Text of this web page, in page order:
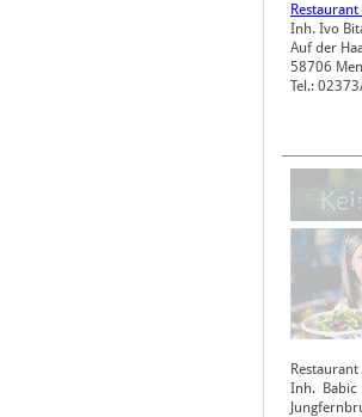
Inh. Ivo
Auf der
58706
Tel.:
Inh. Babic